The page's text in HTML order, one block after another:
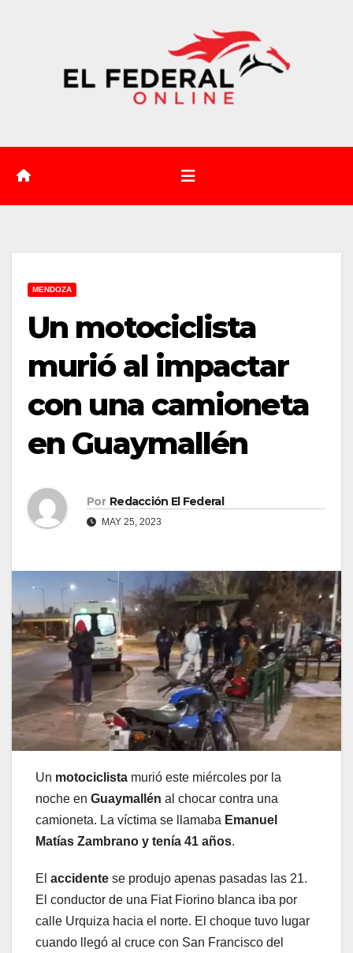
MENDOZA
Un motociclista
murió al impactar
con una camioneta
en Guaymallén
Por Redacción El Federal
MAY 25, 2023
Un motociclista murió este miércoles por la
noche en Guaymallén al chocar contra una
camioneta. La víctima se llamaba Emanuel
Matías Zambrano y tenía 41 años.
El accidente se produjo apenas pasadas las 21.
El conductor de una Fiat Fiorino blanca iba por
calle Urquiza hacia el norte. El choque tuvo lugar
cuando llegó al cruce con San Francisco del